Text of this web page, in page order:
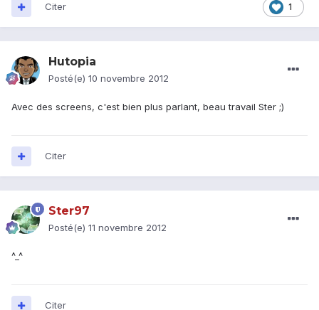
1
Citer
Hutopia
Posté(e) 10 novembre 2012
Avec des screens, c'est bien plus parlant, beau travail Ster ;)
Citer
Ster97
Posté(e) 11 novembre 2012
^_^
Citer